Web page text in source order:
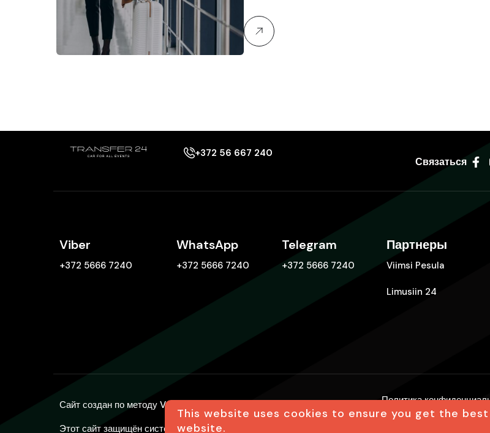
+372 56 667 240
Связаться
Viber
+372 5666 7240
WhatsApp
+372 5666 7240
Telegram
+372 5666 7240
Партнеры
Viimsi Pesula
Limusiin 24
Сайт создан по методу Ventara
Этот сайт защищён системой reCAPTCHA.
Политика
This website uses cookies to ensure you get the
website.